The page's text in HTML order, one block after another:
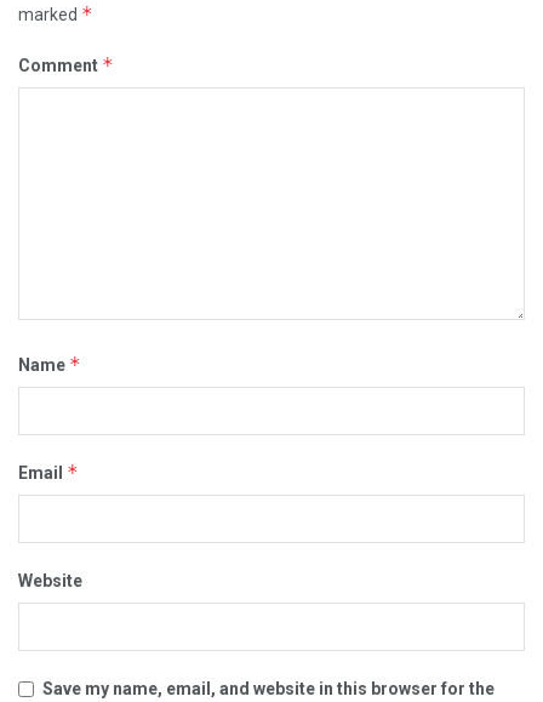
marked *
Comment *
Name *
Email *
Website
Save my name, email, and website in this browser for the